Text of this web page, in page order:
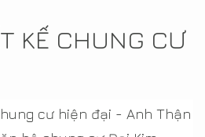
KẾ CHUNG CƯ